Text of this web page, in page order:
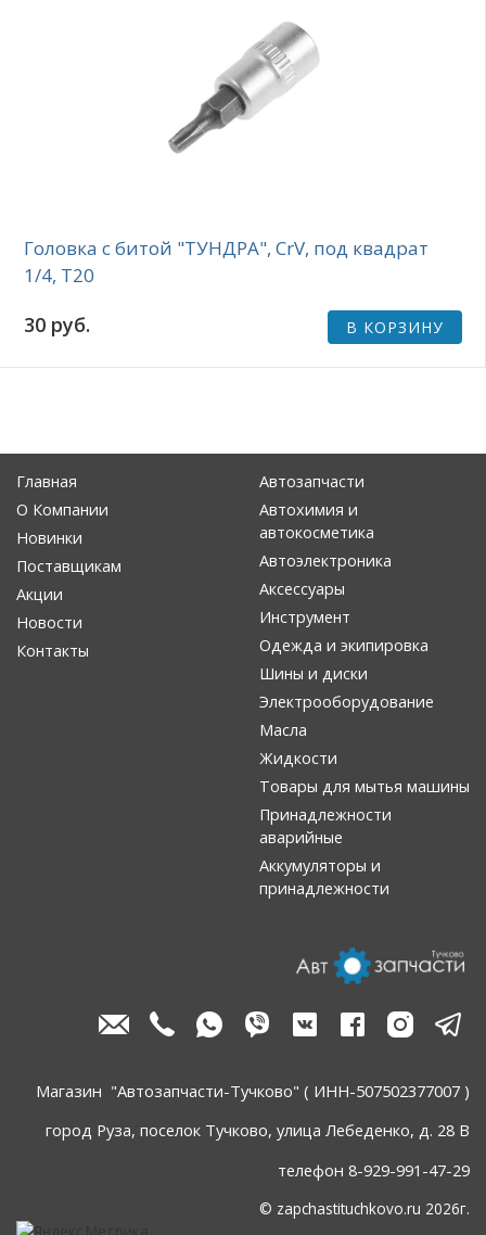
Головка с битой "ТУНДРА", CrV, под квадрат
1/4, Т20
30 руб. В КОРЗИНУ
Главная
О Компании
Новинки
Поставщикам
Акции
Новости
Контакты
Автозапчасти
Автохимия и
автокосметика
Автоэлектроника
Аксессуары
Инструмент
Одежда и экипировка
Шины и диски
Электрооборудование
Масла
Жидкости
Товары для мытья машины
Принадлежности
аварийные
Аккумуляторы и
принадлежности
Магазин "Автозапчасти-Тучково" ( ИНН-507502377007 )
город Руза, поселок Тучково, улица Лебеденко, д. 28 В
телефон 8-929-991-47-29
© zapchastituchkovo.ru 2026г.